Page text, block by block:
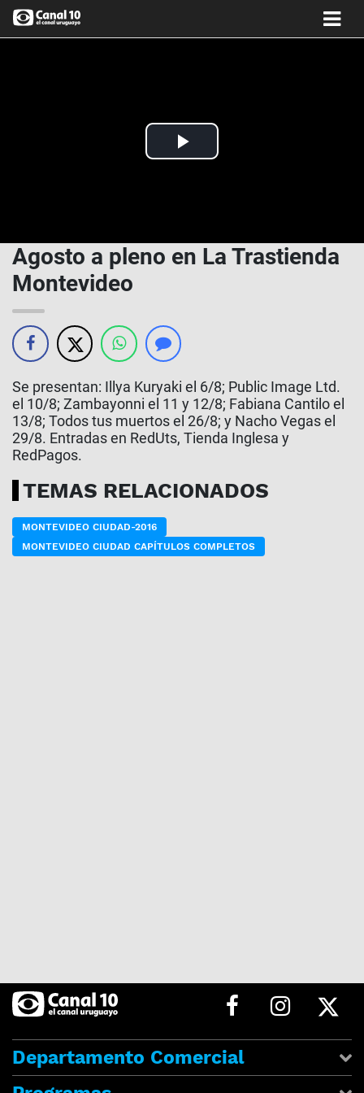
Play
Agosto a pleno en La Trastienda
Montevideo
Se presentan: Illya Kuryaki el 6/8; Public Image Ltd.
el 10/8; Zambayonni el 11 y 12/8; Fabiana Cantilo el
13/8; Todos tus muertos el 26/8; y Nacho Vegas el
29/8. Entradas en RedUts, Tienda Inglesa y
RedPagos.
TEMAS RELACIONADOS
MONTEVIDEO CIUDAD-2016
MONTEVIDEO CIUDAD CAPÍTULOS COMPLETOS
Departamento Comercial